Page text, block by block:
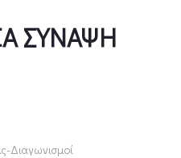
ΣΥΝΑΨΗ
Διαγωνισμοί